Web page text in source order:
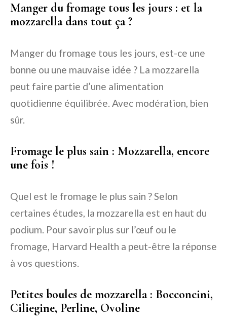
Manger du fromage tous les jours : et la
mozzarella dans tout ça ?
Manger du fromage tous les jours, est-ce une
bonne ou une mauvaise idée ? La mozzarella
peut faire partie d’une alimentation
quotidienne équilibrée. Avec modération, bien
sûr.
Fromage le plus sain : Mozzarella, encore
une fois !
Quel est le fromage le plus sain ? Selon
certaines études, la mozzarella est en haut du
podium. Pour savoir plus sur l’œuf ou le
fromage, Harvard Health a peut-être la réponse
à vos questions.
Petites boules de mozzarella : Bocconcini,
Ciliegine, Perline, Ovoline